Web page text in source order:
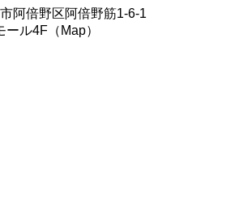
阿倍野区阿倍野筋1-6-1
ル4F（Map）